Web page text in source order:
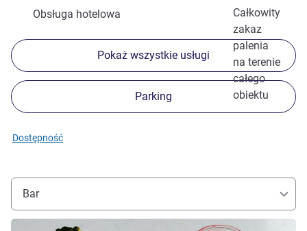
Całkowity
zakaz
palenia
na terenie
całego
obiektu
Obsługa hotelowa
Pokaż wszystkie usługi
Parking
Dostępność
Bar
Pokaż szczegóły